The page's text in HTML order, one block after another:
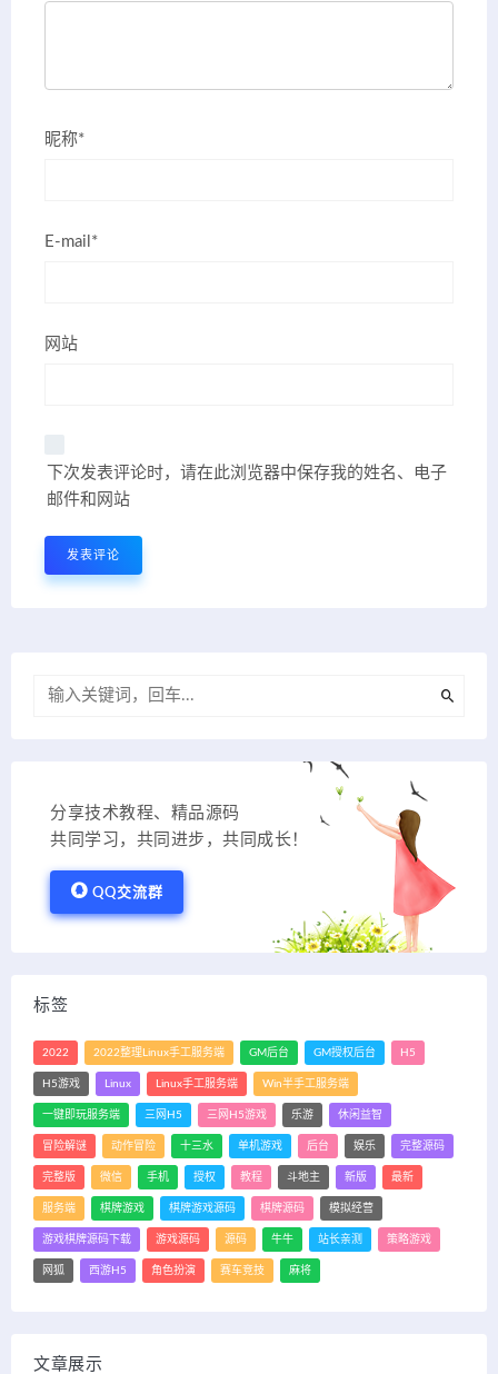
昵称*
E-mail*
网站
下次发表评论时，请在此浏览器中保存我的姓名、电子
邮件和网站
分享技术教程、精品源码
共同学习，共同进步，共同成长！
QQ交流群
标签
2022 2022整理Linux手工服务端 GM后台 GM授权后台 H5
H5游戏 Linux Linux手工服务端 Win半手工服务端
一键即玩服务端 三网H5 三网H5游戏 乐游 休闲益智
冒险解谜 动作冒险 十三水 单机游戏 后台 娱乐 完整源码
完整版 微信 手机 授权 教程 斗地主 新版 最新
服务端 棋牌游戏 棋牌游戏源码 棋牌源码 模拟经营
游戏棋牌源码下载 游戏源码 源码 牛牛 站长亲测 策略游戏
网狐 西游H5 角色扮演 赛车竞技 麻将
文章展示